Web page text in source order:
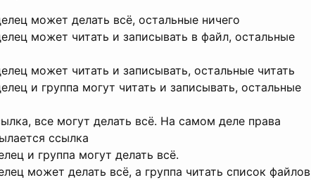
может делать всё, остальные ничего
может читать и записывать в файл, остальные
может читать и записывать, остальные читать
и группа могут читать и записывать, остальные
все могут делать всё. На самом деле права
ссылка
и группа могут делать всё.
может делать всё, а группа читать список файлов